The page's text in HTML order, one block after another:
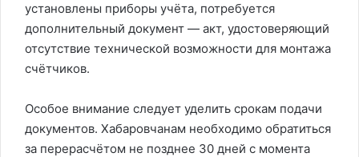
установлены приборы учёта, потребуется
дополнительный документ — акт, удостоверяющий
отсутствие технической возможности для монтажа
счётчиков.
Особое внимание следует уделить срокам подачи
документов. Хабаровчанам необходимо обратиться
за перерасчётом не позднее 30 дней с момента